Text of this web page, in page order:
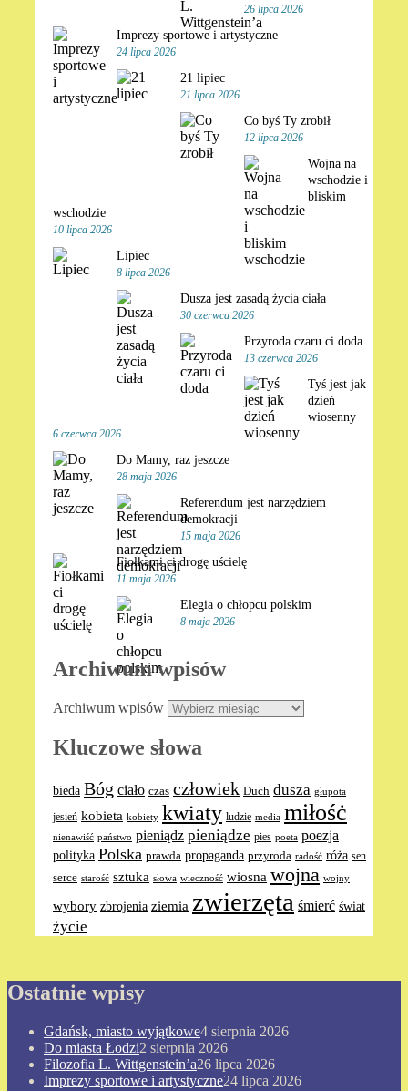
26 lipca 2026
Imprezy sportowe i artystyczne
24 lipca 2026
21 lipiec
21 lipca 2026
Co byś Ty zrobił
12 lipca 2026
Wojna na
wschodzie i
bliskim
wschodzie
10 lipca 2026
Lipiec
8 lipca 2026
Dusza jest zasadą życia ciała
30 czerwca 2026
Przyroda czaru ci doda
13 czerwca 2026
Tyś jest jak
dzień
wiosenny
6 czerwca 2026
Do Mamy, raz jeszcze
28 maja 2026
Referendum jest narzędziem
demokracji
15 maja 2026
Fiołkami ci drogę uścielę
11 maja 2026
Elegia o chłopcu polskim
8 maja 2026
Archiwum wpisów
Archiwum wpisów
Kluczowe słowa
bieda Bóg ciało czas człowiek Duch dusza głupota
jesień kobieta kobiety kwiaty ludzie media miłośċ
nienawiść państwo pieniądz pieniądze pies poeta poezja
polityka Polska prawda propaganda przyroda radość róża sen
serce starość sztuka słowa wieczność wiosna wojna wojny
wybory zbrojenia ziemia zwierzęta śmierć świat
życie
Ostatnie wpisy
Gdańsk, miasto wyjątkowe4 sierpnia 2026
Do miasta Łodzi2 sierpnia 2026
Filozofia L. Wittgenstein’a26 lipca 2026
Imprezy sportowe i artystyczne24 lipca 2026